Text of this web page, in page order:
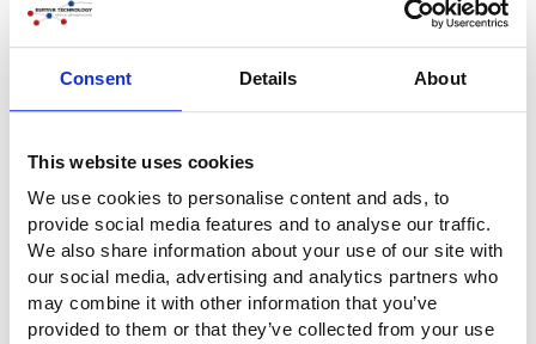
Consent Details About
This website uses cookies
We use cookies to personalise content and ads, to
provide social media features and to analyse our traffic.
We also share information about your use of our site with
our social media, advertising and analytics partners who
may combine it with other information that you’ve
provided to them or that they’ve collected from your use
Noch Fragen?
Haben Sie Fragen oder wünschen Sie weitere
Informationen? Nehmen Sie Kontakt mit uns auf. Rufen Sie
uns an unter+31 (0)316-250830. Aber es geht noch
einfacher: Füllen Sie direkt das untenstehende
Kontaktformular aus. Wir werden Sie so schnell wie möglich
kontaktieren!